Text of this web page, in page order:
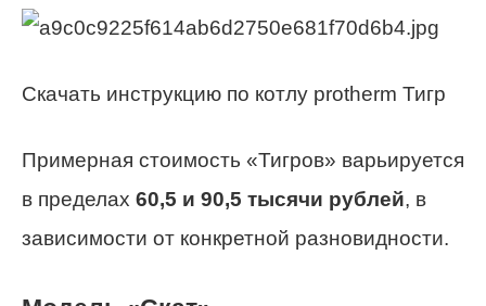
Скачать инструкцию по котлу protherm Тигр
Примерная стоимость «Тигров» варьируется
в пределах 60,5 и 90,5 тысячи рублей, в
зависимости от конкретной разновидности.